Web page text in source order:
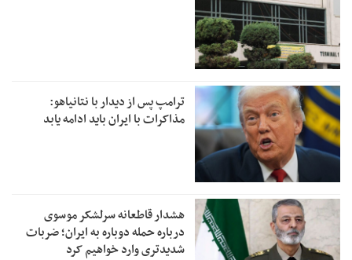
ترامپ پس از دیدار با نتانیاهو:
مذاکرات با ایران باید ادامه یابد
هشدار قاطعانه سرلشکر موسوی
درباره حمله دوباره به ایران؛ ضربات
شدیدتری وارد خواهیم کرد